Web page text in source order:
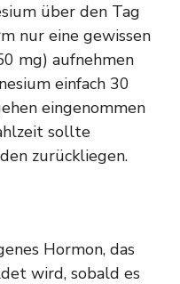
über den Tag
nur eine gewissen
mg) aufnehmen
einfach 30
eingenommen
sollte
zurückliegen.
Hormon, das
wird, sobald es